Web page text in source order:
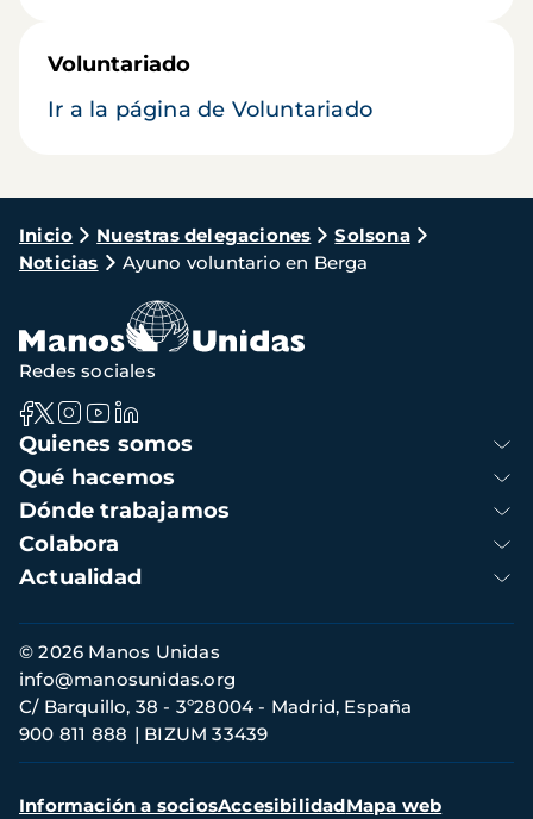
Voluntariado
Ir a la página de Voluntariado
Ruta
de
navegación
Inicio Nuestras delegaciones
Solsona
Noticias
Ayuno voluntario en Berga
Navegación
principal
Quienes somos
Qué hacemos
Dónde trabajamos
Colabora
Actualidad
Redes sociales
Información
de
contacto
© 2026 Manos Unidas
C/ Barquillo, 38 - 3º28004 - Madrid, España
900 811 888
BIZUM 33439
info@manosunidas.org
Menú
Información a sociosAccesibilidadMapa web